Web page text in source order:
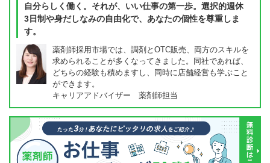
自分らしく働く。それが、いい仕事の第一歩。選択的週休
3日制や身だしなみの自由化で、あなたの個性を尊重しま
す。
薬剤師採用市場では、調剤とOTC販売、両方のスキルを
求められることが多くなってきました。同社であれば、
どちらの経験も積めますし、同時に店舗経営も学ぶこと
ができます。
キャリアアドバイザー 薬剤師担当